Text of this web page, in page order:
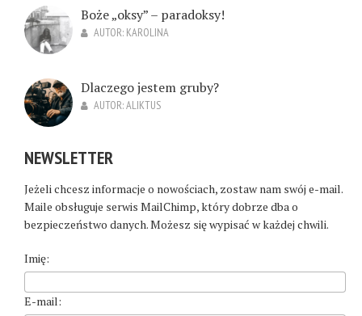
Boże „oksy” – paradoksy!
AUTOR: KAROLINA
Dlaczego jestem gruby?
AUTOR:ALIKTUS
NEWSLETTER
Jeżeli chcesz informacje o nowościach, zostaw nam swój e-mail.
Maile obsługuje serwis MailChimp, który dobrze dba o
bezpieczeństwo danych. Możesz się wypisać w każdej chwili.
Imię:
E-mail: